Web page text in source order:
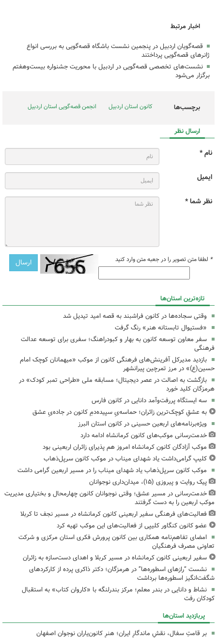
اخبار مرتبط
قصه‌گویان اردبیل در پنجمین نشست باشگاه قصه‌گویی به بررسی انواع
ژانرهای قصه‌گویی پرداختند
نشست‌های تخصصی قصه‌گویی در اردبیل با محوریت جشنواره بیست‌وهفتم
برگزار می‌شود
برچسب‌ها کانون استان اردبیل انجمن قصه‌گویی استان اردبیل
ارسال نظر
نام *
ایمیل
نظر شما *
* لطفا متن تصویر را در جعبه متن وارد کنید
تازه‌ترین استان‌ها
وقتی سجاده‌ها در کانون فراشبند به قصه امید تیدیل شد
«فستیوال تابستانه هنر» رنگ گرفت
سفر معاون توسعه کانون به بهار و کبودراهنگ؛ سفری برای توسعه عدالت
فرهنگی
بازدید مدیرکل آفرینش‌های فرهنگی کانون از موکب «میهمانان کوچک امام
حسین(ع)» در مرز تمرچین پیرانشهر
بازگشت به اصالت در عصر دیجیتال؛ مسابقه ملی «طراحی تمبر کودک» در
هرمزگان کلید خورد
سه ایستگاه پررفت‌وآمد دانایی در کانون فارس
به عشقِ کوچک‌ترین زائران؛ حماسه‌یِ سپیده‌دمِ کانون در جاده‌یِ عشق
ویژه‌برنامه‌های اربعین حسینی در کانون استان البرز
خدمت‌رسانی موکب‌های کانون کرمانشاه ادامه دارد
موکب آزادگان کانون کرمانشاه امروز هم پذیرای زائران اربعینی بود
کلیپ گرامی‌داشت یاد شهدای میناب در موکب کانون سرپل‌ذهاب
موکب کانون سرپل‌ذهاب یاد شهدای میناب را در مسیر اربعین گرامی داشت
پیک روایت و پیروزی (۱۵)، میدان‌داری نوجوانان
خدمت‌رسانی در مسیر عشق؛ وقتی نوجوانان کانون چهارمحال و بختیاری مدیریت
موکب اربعین را به دست گرفتند
فعالیت‌های فرهنگی سفیر اربعینی کانون کرمانشاه در مسیر نجف تا کربلا
عضو کانون کنگاور کلیپی از فعالیت‌های این موکب تهیه کرد
امضای تفاهم‌نامه همکاری بین کانون پرورش فکری استان مرکزی و شرکت
تعاونی مصرف فرهنگیان
سفیر اربعینی کانون کرمانشاه در مسیر کربلا و اهدای دست‌سازه به زائران
نشست “رازهای اسطوره‌ها” در هرمزگان؛ دکتر ذاکری پرده از کارکردهای
شگفت‌انگیز اسطوره‌ها برداشت
نشاط و دانایی در بندر معلم؛ مرکز بندرلنگه با «کاروان کتاب» به استقبال
کودکان رفت
پربازدید استان‌ها
بر قامتِ سفال، نقشِ ماندگارِ ایران؛ هنرِ کانون‌یاران نوجوان اصفهان